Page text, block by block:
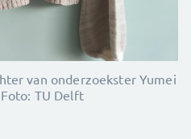
van onderzoekster Yumei
TU Delft